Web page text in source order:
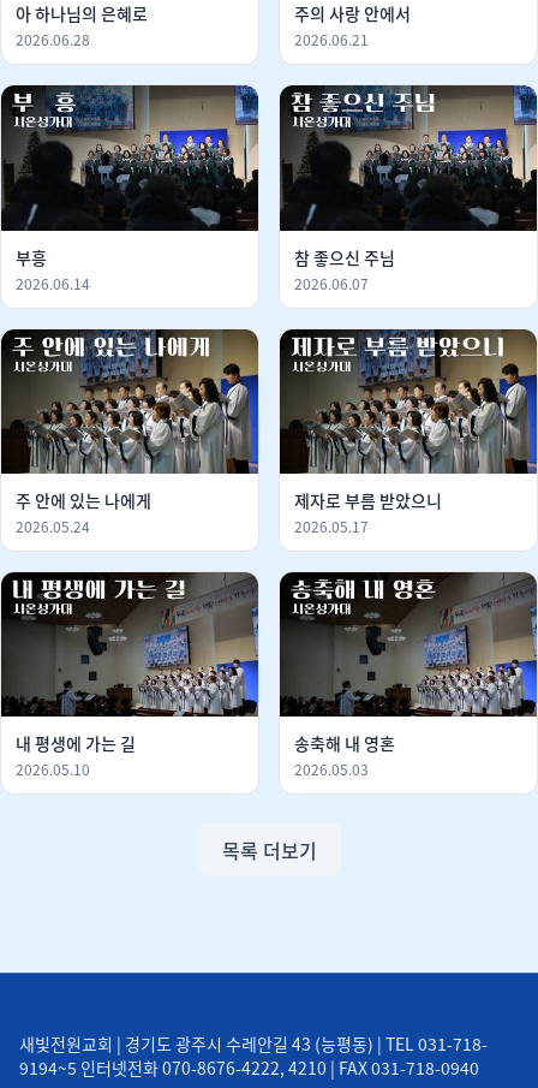
아 하나님의 은혜로
2026.06.28
주의 사랑 안에서
2026.06.21
부흥
2026.06.14
참 좋으신 주님
2026.06.07
주 안에 있는 나에게
2026.05.24
제자로 부름 받았으니
2026.05.17
내 평생에 가는 길
2026.05.10
송축해 내 영혼
2026.05.03
목록 더보기
새빛전원교회 | 경기도 광주시 수레안길 43 (능평동) | TEL 031-718-
9194~5 인터넷전화 070-8676-4222, 4210 | FAX 031-718-0940